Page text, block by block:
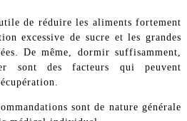
de réduire les aliments fortement
excessive de sucre et les grandes
De même, dormir suffisamment,
sont des facteurs qui peuvent
sont de nature générale